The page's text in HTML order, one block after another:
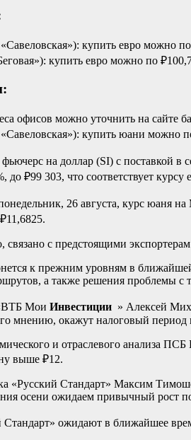
купить евро можно
купить евро можно по
офисов можно уточнить на сайте
купить юани можно
на доллар (SI) с поставкой в
до ₽99 303, что соответствует курсу
26 августа, курс юаня
связано с предстоящими
к прежним уровням в
а также решения проблемы
Мои Инвестиции » Алексей
мнению, окажут налоговый период
и отраслевого анализа
выше ₽12.
«Русский Стандарт» Максим
осени ожидаем привычный рост
ожидают в ближайшее